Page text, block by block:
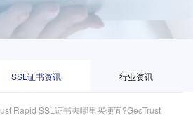
SSL证书资讯 行业资讯
Rapid SSL证书去哪里买便宜?GeoTrust